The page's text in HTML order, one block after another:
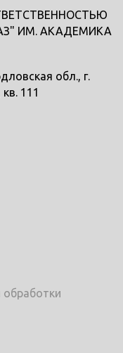
ИМ. АКАДЕМИКА
обл., г.
111